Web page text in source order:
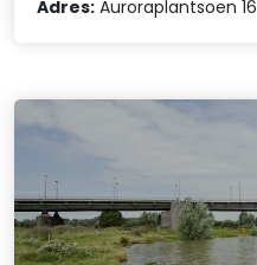
Adres: Auroraplantsoen 16